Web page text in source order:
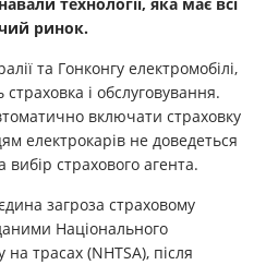
ринок.
та Гонконгу електромобілі,
і обслуговування.
включати страховку
електрокарів не доведеться
страхового агента.
загроза страховому
Національного
трасах (NHTSA), після